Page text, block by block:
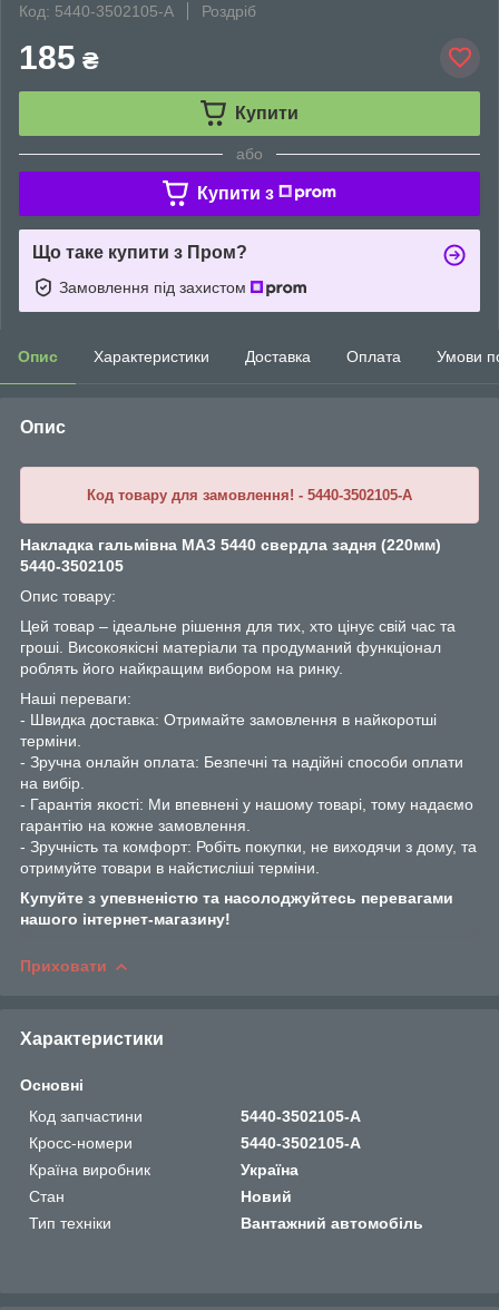
Код: 5440-3502105-A
Роздріб
185 ₴
Купити
або
Купити з
Що таке купити з Пром?
Замовлення під захистом
Опис Характеристики Доставка Оплата Умови
Опис
Код товару для замовлення! - 5440-3502105-A
Накладка гальмівна МАЗ 5440 свердла задня (220мм)
5440-3502105
Опис товару:
Цей товар – ідеальне рішення для тих, хто цінує свій час та
гроші. Високоякісні матеріали та продуманий функціонал
роблять його найкращим вибором на ринку.
Наші переваги:
- Швидка доставка: Отримайте замовлення в найкоротші
терміни.
- Зручна онлайн оплата: Безпечні та надійні способи оплати
на вибір.
- Гарантія якості: Ми впевнені у нашому товарі, тому надаємо
гарантію на кожне замовлення.
- Зручність та комфорт: Робіть покупки, не виходячи з дому, та
отримуйте товари в найстисліші терміни.
Купуйте з упевненістю та насолоджуйтесь перевагами
нашого інтернет-магазину!
Приховати
Характеристики
Основні
Код запчастини
5440-3502105-A
Кросс-номери
5440-3502105-A
Країна виробник
Україна
Стан
Новий
Тип техніки
Вантажний автомобіль